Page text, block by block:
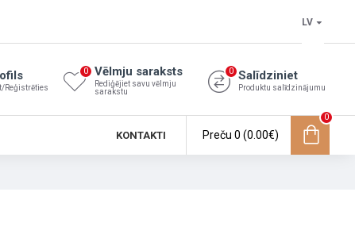
LV
Reģistrēties
Vēlmju saraksts
Rediģējiet savu vēlmju
sarakstu
0 Salīdziniet
Produktu salīdzinājumu
0
KONTAKTI Preču 0 (0.00€)
0